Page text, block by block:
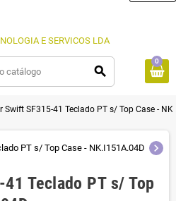
search
0
Swift SF315-41 Teclado PT s/ Top Case -
chevron_right
Teclado PT s/ Top